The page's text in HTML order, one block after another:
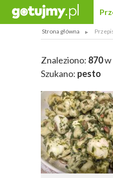
Strona główna
Znaleziono: 870w
Szukano: pesto
Dodaj do